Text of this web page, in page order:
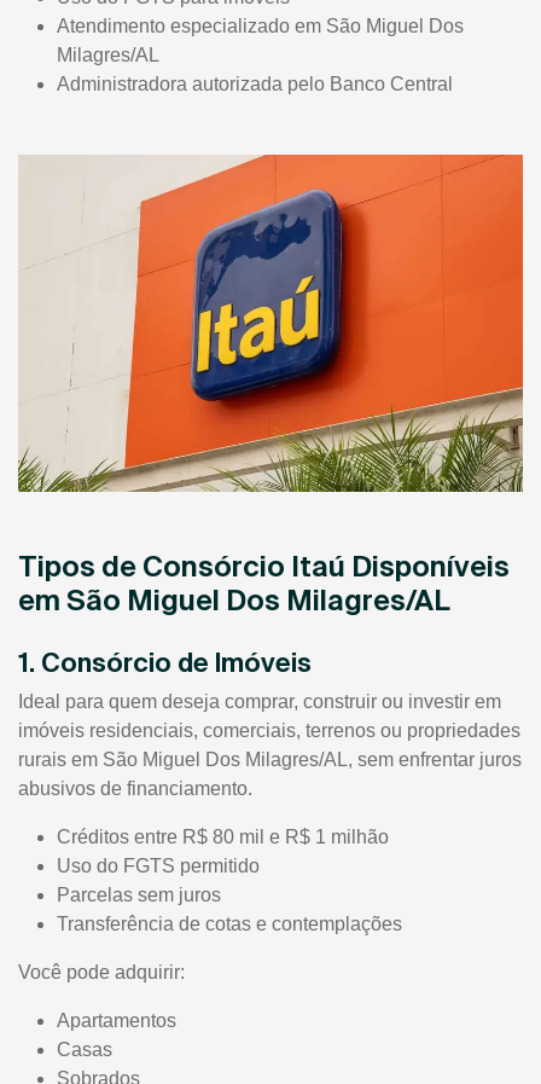
Atendimento especializado em São Miguel Dos
Milagres/AL
Administradora autorizada pelo Banco Central
Tipos de Consórcio Itaú Disponíveis
em São Miguel Dos Milagres/AL
1. Consórcio de Imóveis
Ideal para quem deseja comprar, construir ou investir em
imóveis residenciais, comerciais, terrenos ou propriedades
rurais em São Miguel Dos Milagres/AL, sem enfrentar juros
abusivos de financiamento.
Créditos entre R$ 80 mil e R$ 1 milhão
Uso do FGTS permitido
Parcelas sem juros
Transferência de cotas e contemplações
Você pode adquirir:
Apartamentos
Casas
Sobrados